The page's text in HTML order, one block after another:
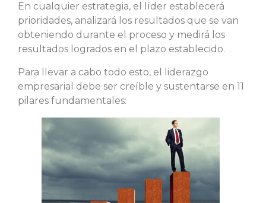
En cualquier estrategia, el líder establecerá
prioridades, analizará los resultados que se van
obteniendo durante el proceso y medirá los
resultados logrados en el plazo establecido.
Para llevar a cabo todo esto, el liderazgo
empresarial debe ser creíble y sustentarse en 11
pilares fundamentales: